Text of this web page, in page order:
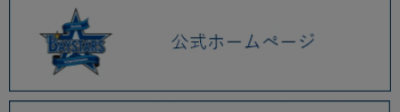
決済障害発生のお知らせ（発生復旧報）
決済障害発生のお知らせ（発生復旧報）
決済障害発生のお知らせ（発生復旧報）
7/14(火)『YOKOHAMA STAR☆NIGHT 2026 Supported by 横浜銀行』レ